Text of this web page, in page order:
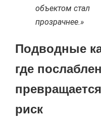
объектом стал
прозрачнее.»
Подводные
где
риск